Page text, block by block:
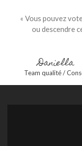
« Vous pouvez
ou descendre
Daniella
Team qualité /